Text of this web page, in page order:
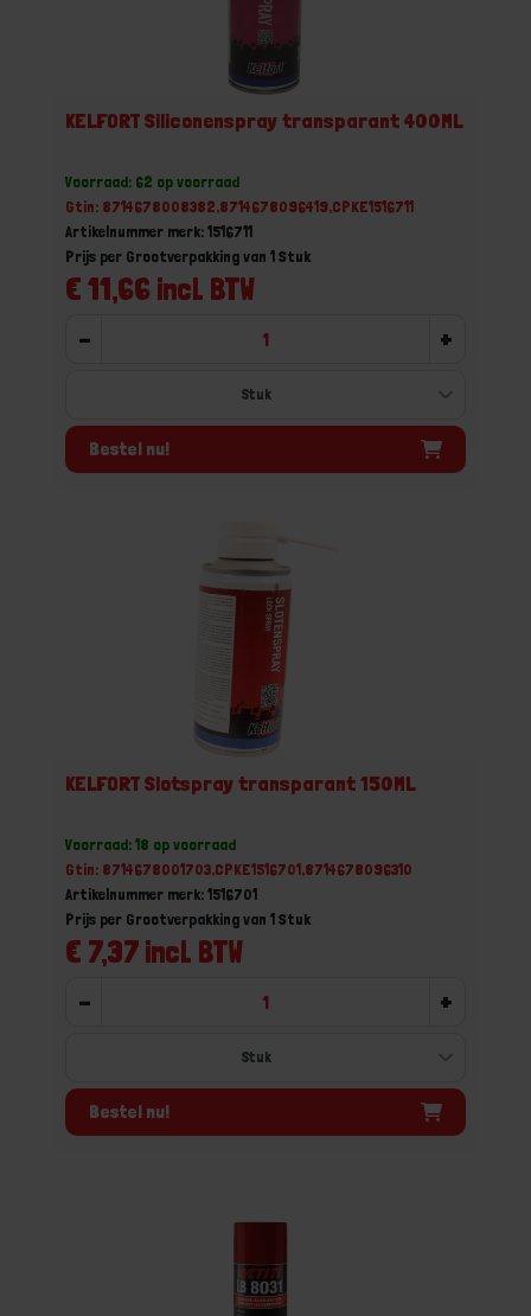
KELFORT Siliconenspray transparant 400ML
Voorraad: 62 op voorraad
Gtin: 8714678008382,8714678096419,CPKE1516711
Artikelnummer merk: 1516711
€ 11,66 incl. BTW
Prijs per Grootverpakking van 1 Stuk
- +
Bestel nu!
KELFORT Slotspray transparant 150ML
Voorraad: 18 op voorraad
Gtin: 8714678001703,CPKE1516701,8714678096310
Artikelnummer merk: 1516701
€ 7,37 incl. BTW
Prijs per Grootverpakking van 1 Stuk
- +
Bestel nu!